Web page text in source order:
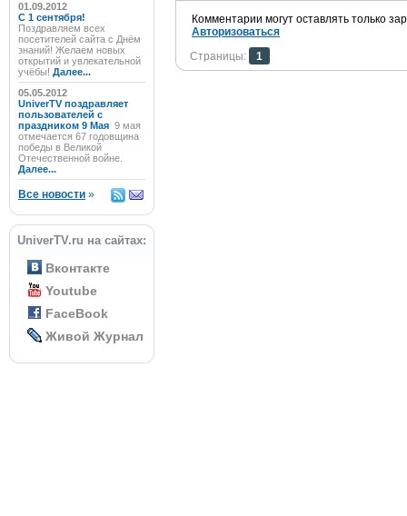
01.09.2012
C 1 сентября!
Поздравляем всех
посетителей сайта с Днём
знаний! Желаем новых
открытий и увлекательной
учёбы! Далее...
05.05.2012
UniverTV поздравляет
пользователей с
праздником 9 Мая 9 мая
отмечается 67 годовщина
победы в Великой
Отечественной войне.
Далее...
Все новости »
UniverTV.ru на сайтах:
Вконтакте
Youtube
FaceBook
Живой Журнал
Комментарии могут оставлять только
Авторизоваться
Страницы:
1